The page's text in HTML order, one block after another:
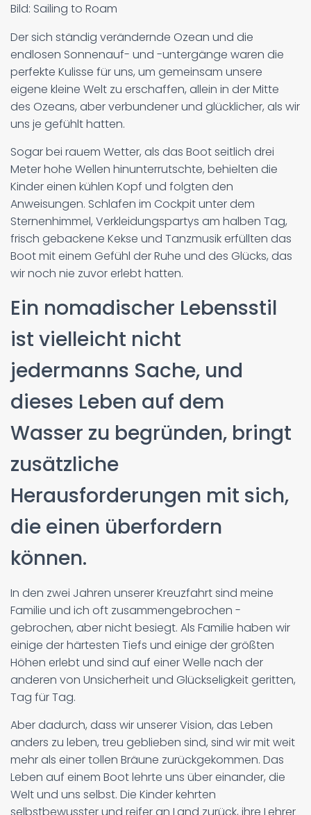
Bild: Sailing to Roam
Der sich ständig verändernde Ozean und die
endlosen Sonnenauf- und -untergänge waren die
perfekte Kulisse für uns, um gemeinsam unsere
eigene kleine Welt zu erschaffen, allein in der Mitte
des Ozeans, aber verbundener und glücklicher, als wir
uns je gefühlt hatten.
Sogar bei rauem Wetter, als das Boot seitlich drei
Meter hohe Wellen hinunterrutschte, behielten die
Kinder einen kühlen Kopf und folgten den
Anweisungen. Schlafen im Cockpit unter dem
Sternenhimmel, Verkleidungspartys am halben Tag,
frisch gebackene Kekse und Tanzmusik erfüllten das
Boot mit einem Gefühl der Ruhe und des Glücks, das
wir noch nie zuvor erlebt hatten.
Ein nomadischer Lebensstil
ist vielleicht nicht
jedermanns Sache, und
dieses Leben auf dem
Wasser zu begründen, bringt
zusätzliche
Herausforderungen mit sich,
die einen überfordern
können.
In den zwei Jahren unserer Kreuzfahrt sind meine
Familie und ich oft zusammengebrochen -
gebrochen, aber nicht besiegt. Als Familie haben wir
einige der härtesten Tiefs und einige der größten
Höhen erlebt und sind auf einer Welle nach der
anderen von Unsicherheit und Glückseligkeit geritten,
Tag für Tag.
Aber dadurch, dass wir unserer Vision, das Leben
anders zu leben, treu geblieben sind, sind wir mit weit
mehr als einer tollen Bräune zurückgekommen. Das
Leben auf einem Boot lehrte uns über einander, die
Welt und uns selbst. Die Kinder kehrten